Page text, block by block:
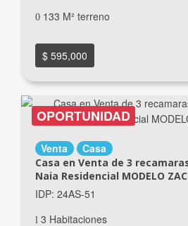
133 M² terreno
$ 595,000
OPORTUNIDAD
Venta Casa
Casa en Venta de 3
Naia Residencial MODELO
IDP: 24AS-51
3 Habitaciones